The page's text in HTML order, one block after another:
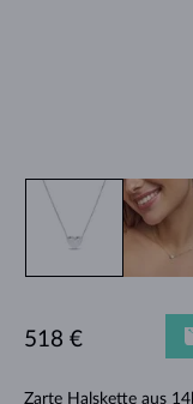
Zarte Halsketteaus
518 €